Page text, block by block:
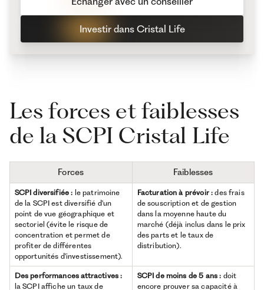
Investir dans Cristal Life
Les forces et faiblesses
de la SCPI Cristal Life
Forces Faiblesses
SCPI diversifiée : le patrimoine
de la SCPI est diversifié d'un
point de vue géographique et
sectoriel (évite le risque de
concentration et permet de
profiter de différentes
opportunités d'investissement).
Facturation à prévoir : des frais
de souscription et de gestion
dans la moyenne haute du
marché (déjà inclus dans le prix
des parts et le taux de
distribution).
Des performances attractives :
la SCPI affiche un taux de
SCPI de moins de 5 ans : doit
encore prouver sa capacité à